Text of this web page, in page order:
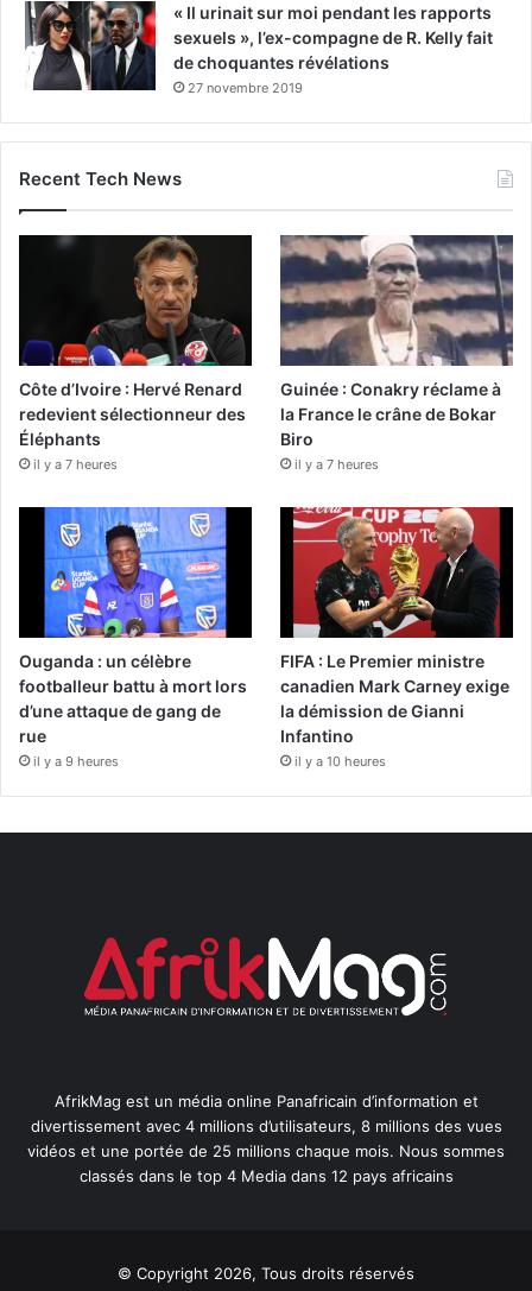
« Il urinait sur moi pendant les rapports
sexuels », l’ex-compagne de R. Kelly fait
de choquantes révélations
27 novembre 2019
Recent Tech News
Côte d’Ivoire : Hervé Renard
redevient sélectionneur des
Éléphants
il y a 7 heures
Guinée : Conakry réclame à
la France le crâne de Bokar
Biro
il y a 7 heures
Ouganda : un célèbre
footballeur battu à mort lors
d’une attaque de gang de
rue
il y a 9 heures
FIFA : Le Premier ministre
canadien Mark Carney exige
la démission de Gianni
Infantino
il y a 10 heures
AfrikMag est un média online Panafricain d’information et
divertissement avec 4 millions d’utilisateurs, 8 millions des vues
vidéos et une portée de 25 millions chaque mois. Nous sommes
classés dans le top 4 Media dans 12 pays africains
© Copyright 2026, Tous droits réservés